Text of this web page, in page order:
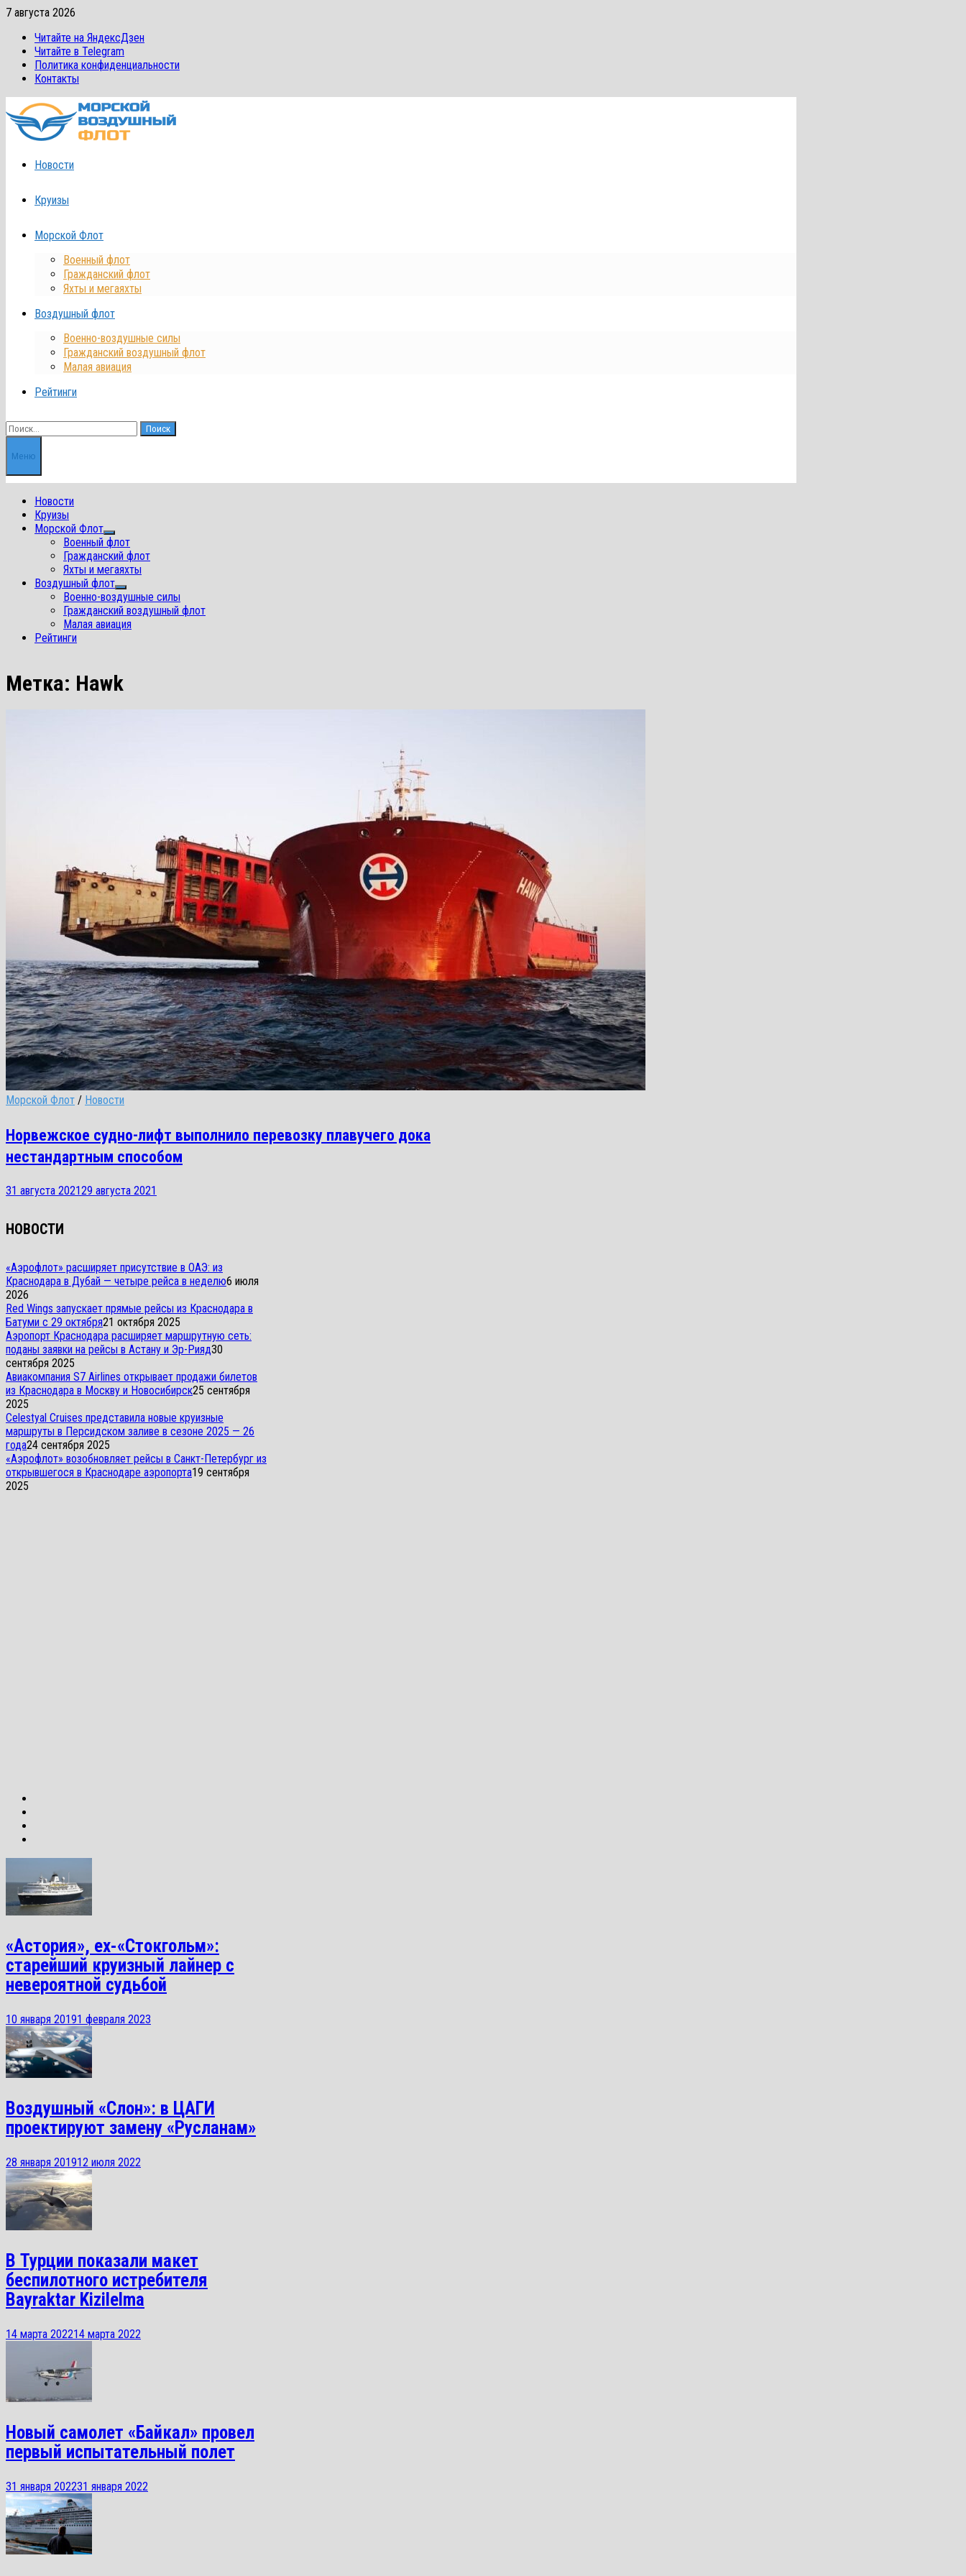
Перейти
содержимому
7 августа 2026
Читайте на ЯндексДзен
Читайте в Telegram
Политика конфиденциальности
Контакты
Новости
Круизы
Морской Флот
Военный флот
Гражданский флот
Яхты и мегаяхты
Воздушный флот
Военно-воздушные силы
Гражданский воздушный флот
Малая авиация
Рейтинги
Найти:
Меню
Новости
Круизы
Морской Флот
Показать
подменю
Военный флот
Гражданский флот
Яхты и мегаяхты
Воздушный флот
Показать
подменю
Военно-воздушные силы
Гражданский воздушный флот
Малая авиация
Рейтинги
Метка: Hawk
Морской Флот / Новости
Норвежское судно-лифт выполнило перевозку плавучего дока
нестандартным способом
31 августа 202129 августа 2021
НОВОСТИ
«Аэрофлот» расширяет присутствие в ОАЭ: из
Краснодара в Дубай — четыре рейса в неделю6 июля
2026
Red Wings запускает прямые рейсы из Краснодара в
Батуми с 29 октября21 октября 2025
Аэропорт Краснодара расширяет маршрутную сеть:
поданы заявки на рейсы в Астану и Эр-Рияд30
сентября 2025
Авиакомпания S7 Airlines открывает продажи билетов
из Краснодара в Москву и Новосибирск25 сентября
2025
Celestyal Cruises представила новые круизные
маршруты в Персидском заливе в сезоне 2025 — 26
года24 сентября 2025
«Аэрофлот» возобновляет рейсы в Санкт-Петербург из
открывшегося в Краснодаре аэропорта19 сентября
2025
«Астория», ex-«Стокгольм»:
старейший круизный лайнер с
невероятной судьбой
10 января 20191 февраля 2023
Воздушный «Слон»: в ЦАГИ
проектируют замену «Русланам»
28 января 201912 июля 2022
В Турции показали макет
беспилотного истребителя
Bayraktar Kizilelma
14 марта 202214 марта 2022
Новый самолет «Байкал» провел
первый испытательный полет
31 января 202231 января 2022